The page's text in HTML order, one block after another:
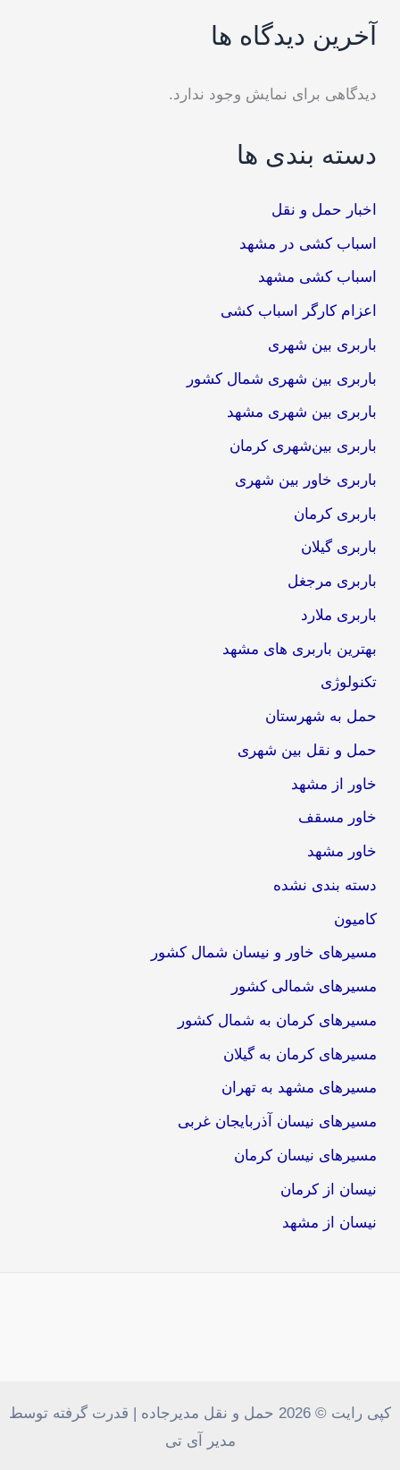
آخرین دیدگاه ها
دیدگاهی برای نمایش وجود ندارد.
دسته بندی ها
اخبار حمل و نقل
اسباب کشی در مشهد
اسباب کشی مشهد
اعزام کارگر اسباب کشی
باربری بین شهری
باربری بین شهری شمال کشور
باربری بین شهری مشهد
باربری بین‌شهری کرمان
باربری خاور بین شهری
باربری کرمان
باربری گیلان
باربری مرجغل
باربری ملارد
بهترین باربری های مشهد
تکنولوژی
حمل به شهرستان
حمل و نقل بین شهری
خاور از مشهد
خاور مسقف
خاور مشهد
دسته بندی نشده
کامیون
مسیرهای خاور و نیسان شمال کشور
مسیرهای شمالی کشور
مسیرهای کرمان به شمال کشور
مسیرهای کرمان به گیلان
مسیرهای مشهد به تهران
مسیرهای نیسان آذربایجان غربی
مسیرهای نیسان کرمان
نیسان از کرمان
نیسان از مشهد
کپی رایت © 2026 حمل و نقل مدیرجاده | قدرت گرفته توسط
مدیر آی تی